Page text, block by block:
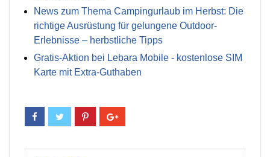
News zum Thema Campingurlaub im Herbst: Die
richtige Ausrüstung für gelungene Outdoor-
Erlebnisse – herbstliche Tipps
Gratis-Aktion bei Lebara Mobile - kostenlose SIM
Karte mit Extra-Guthaben